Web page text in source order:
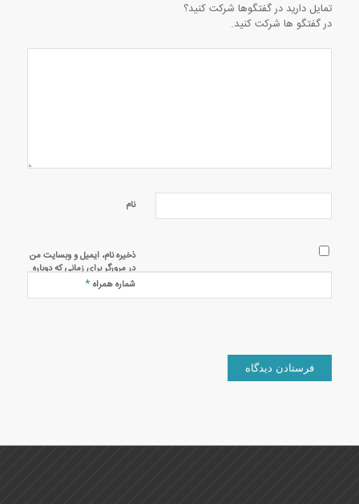
تمایل دارید در گفتگوها شرکت کنید؟
در گفتگو ها شرکت کنید.
نام
ذخیره نام، ایمیل و وبسایت من
در مرورگر برای زمانی که دوباره
دیدگاهی می‌نویسم.
شماره همراه*